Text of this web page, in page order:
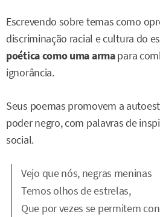
Escrevendo sobre temas como
discriminação racial e cultura do
poética como uma armapara
ignorância.
Seus poemas promovem a
poder negro, com palavras de
social.
Vejo que nós, negras meninas
Temos olhos de estrelas,
Que por vezes se permitem